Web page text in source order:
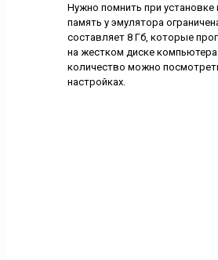
Нужно помнить при установке
память у эмулятора
составляет 8 Гб, которые
на жестком диске
количество можно
настройках.